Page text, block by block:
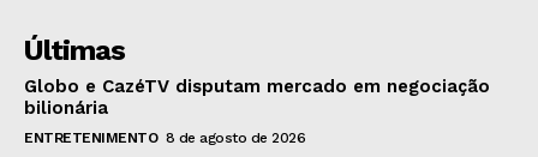
Últimas
Globo e CazéTV disputam mercado em negociação
bilionária
ENTRETENIMENTO 8 de agosto de 2026